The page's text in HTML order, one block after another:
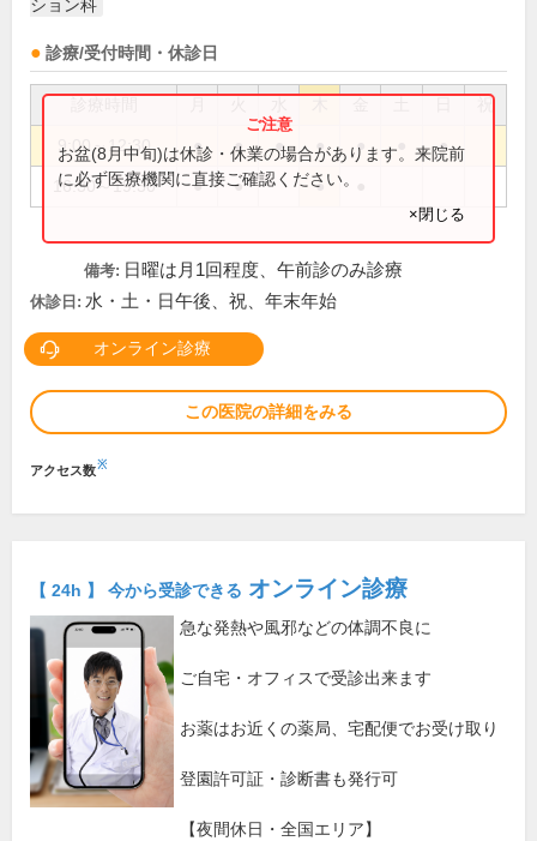
ション科
診療/受付時間・休診日
祝
9:00～12:30 ● ● ● ● ● ●
16:30～19:30 ● ● ●
お盆(8月中旬)は休診・休業の場合があります。来院前
に必ず医療機関に直接ご確認ください。
×閉じる
備考: 日曜は月1回程度、午前診のみ診療
休診日: 水・土・日午後、祝、年末年始
オンライン診療
この医院の詳細をみる
アクセス数※
【 24h 】 今から受診できる オンライン診療
急な発熱や風邪などの体調不良に
ご自宅・オフィスで受診出来ます
お薬はお近くの薬局、宅配便でお受け取り
登園許可証・診断書も発行可
【夜間休日・全国エリア】